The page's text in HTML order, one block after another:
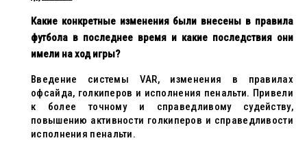
Какие конкретные изменения были внесены в правила
футбола в последнее время и какие последствия они
имели на ход игры?
Введение системы VAR, изменения в правилах
офсайда, голкиперов и исполнения пенальти. Привели
к более точному и справедливому судейству,
повышению активности голкиперов и справедливости
исполнения пенальти.